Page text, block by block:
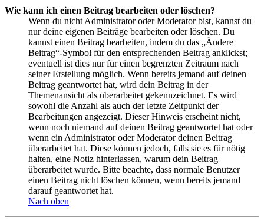
Wie kann ich einen Beitrag bearbeiten oder löschen?
Wenn du nicht Administrator oder Moderator bist, kannst du
nur deine eigenen Beiträge bearbeiten oder löschen. Du
kannst einen Beitrag bearbeiten, indem du das „Ändere
Beitrag“-Symbol für den entsprechenden Beitrag anklickst;
eventuell ist dies nur für einen begrenzten Zeitraum nach
seiner Erstellung möglich. Wenn bereits jemand auf deinen
Beitrag geantwortet hat, wird dein Beitrag in der
Themenansicht als überarbeitet gekennzeichnet. Es wird
sowohl die Anzahl als auch der letzte Zeitpunkt der
Bearbeitungen angezeigt. Dieser Hinweis erscheint nicht,
wenn noch niemand auf deinen Beitrag geantwortet hat oder
wenn ein Administrator oder Moderator deinen Beitrag
überarbeitet hat. Diese können jedoch, falls sie es für nötig
halten, eine Notiz hinterlassen, warum dein Beitrag
überarbeitet wurde. Bitte beachte, dass normale Benutzer
einen Beitrag nicht löschen können, wenn bereits jemand
darauf geantwortet hat.
Nach oben